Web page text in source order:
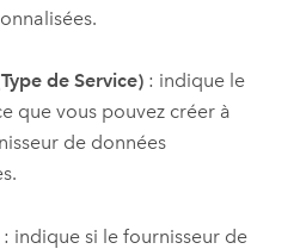
de Service) : indique le
que vous pouvez créer à
de données
: indique si le fournisseur de